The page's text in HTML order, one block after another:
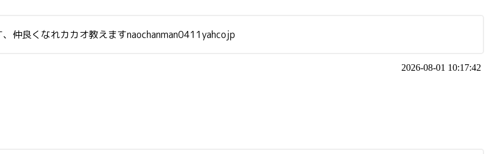
仲良くなれカカオ教えますnaochanman0411yahcojp
2026-08-01 10:17:42